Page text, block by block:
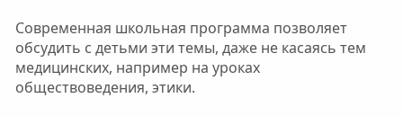
Современная школьная программа позволяет
обсудить с детьми эти темы, даже не касаясь тем
медицинских, например на уроках
обществоведения, этики.